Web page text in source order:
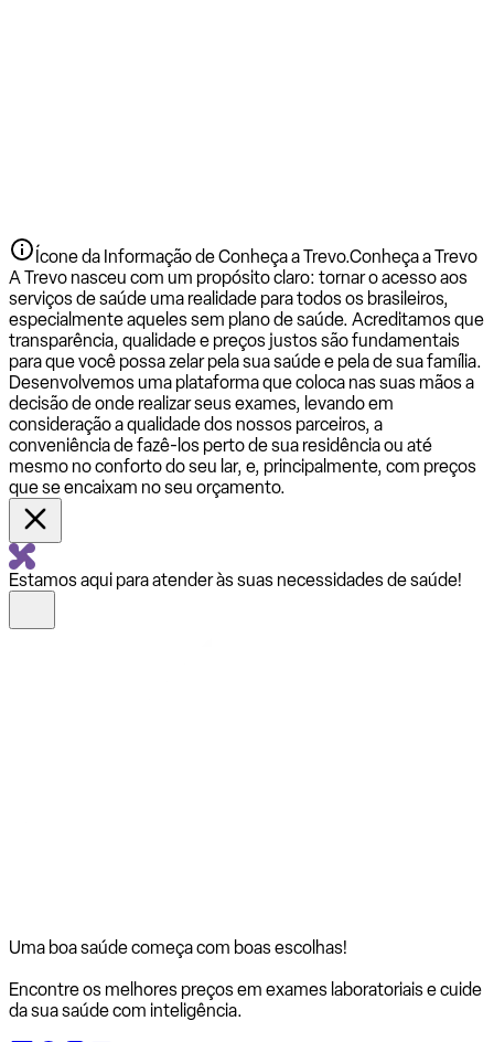
Ícone da Informação de Conheça a Trevo.Conheça a Trevo
A Trevo nasceu com um propósito claro: tornar o acesso aos
serviços de saúde uma realidade para todos os brasileiros,
especialmente aqueles sem plano de saúde. Acreditamos que
transparência, qualidade e preços justos são fundamentais
para que você possa zelar pela sua saúde e pela de sua família.
Desenvolvemos uma plataforma que coloca nas suas mãos a
decisão de onde realizar seus exames, levando em
consideração a qualidade dos nossos parceiros, a
conveniência de fazê-los perto de sua residência ou até
mesmo no conforto do seu lar, e, principalmente, com preços
que se encaixam no seu orçamento.
Estamos aqui para atender às suas necessidades de saúde!
Uma boa saúde começa com boas escolhas!
Encontre os melhores preços em exames laboratoriais e cuide
da sua saúde com inteligência.